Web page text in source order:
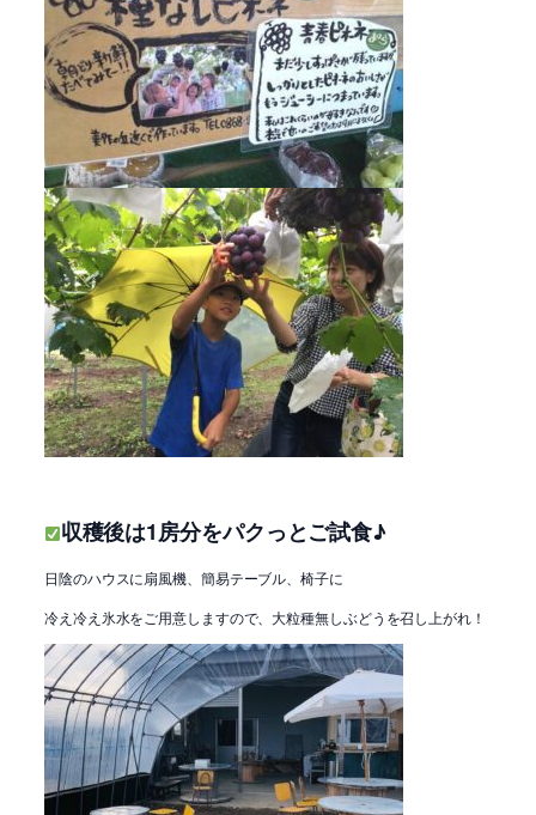
収穫後は1房分をパクっとご試食♪
日陰のハウスに扇風機、簡易テーブル、椅子に
冷え冷え氷水をご用意しますので、大粒種無しぶどうを召し上がれ！